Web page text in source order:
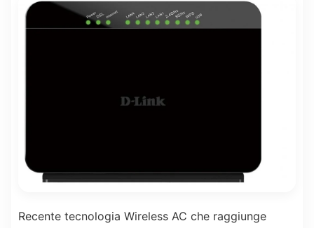
Recente tecnologia Wireless AC che raggiunge